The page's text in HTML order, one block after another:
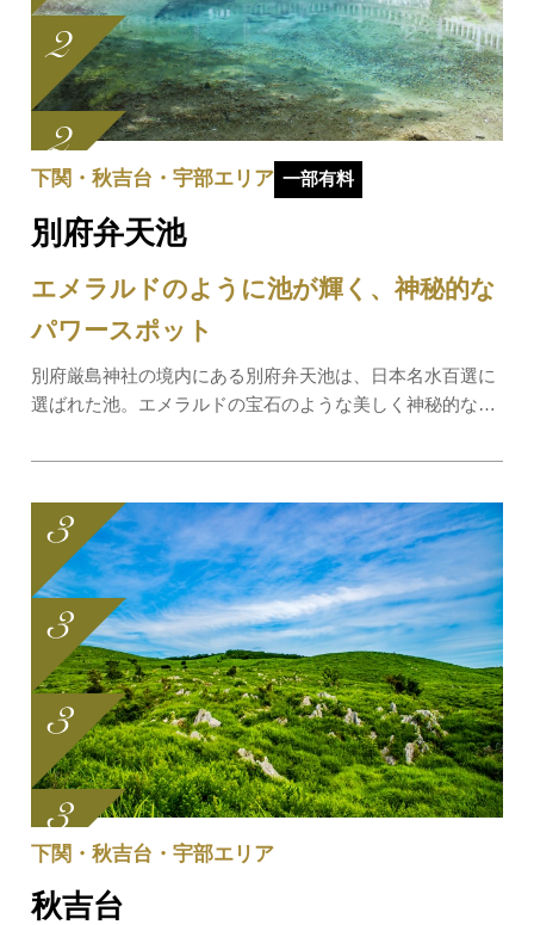
別府弁天池
エメラルドのように池が輝く、神秘的な
パワースポット
別府厳島神社の境内にある別府弁天池は、日本名水百選に
選ばれた池。エメラルドの宝石のような美しく神秘的な色
たりの人気のスポットで、近年ではインスタ映えスポッ
下関・秋吉台・宇部エリア 一部有料
秋吉台
下関・秋吉台・宇部エリア